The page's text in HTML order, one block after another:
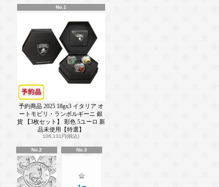
No.1
予約商品 2025 18gx3 イタリア オ
ートモビリ・ランボルギーニ 銀
貨 【3枚セット】 彩色 5ユーロ 新
品未使用【特選】
106,131円(税込)
No.2 No.3